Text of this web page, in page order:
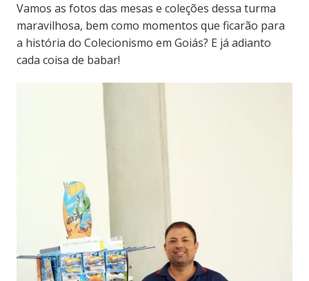
Vamos as fotos das mesas e coleções dessa turma
maravilhosa, bem como momentos que ficarão para
a história do Colecionismo em Goiás? E já adianto
cada coisa de babar!